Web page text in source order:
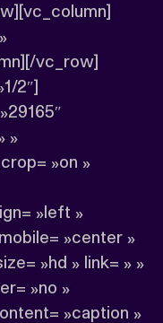
vc_row]
2″]
»
»on »
»left »
»center »
»hd » link= » »
»no »
»caption »